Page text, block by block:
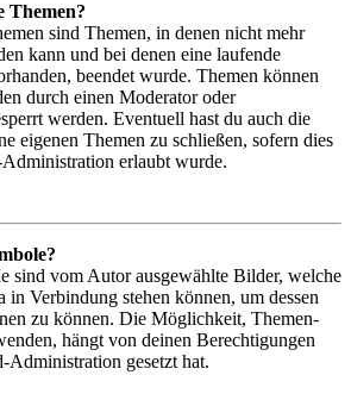
Themen?
sind Themen, in denen nicht mehr
kann und bei denen eine laufende
beendet wurde. Themen können
durch einen Moderator oder
werden. Eventuell hast du auch die
eigenen Themen zu schließen, sofern dies
erlaubt wurde.
sind vom Autor ausgewählte Bilder, welche
in Verbindung stehen können, um dessen
zu können. Die Möglichkeit, Themen-
hängt von deinen Berechtigungen
Administration gesetzt hat.